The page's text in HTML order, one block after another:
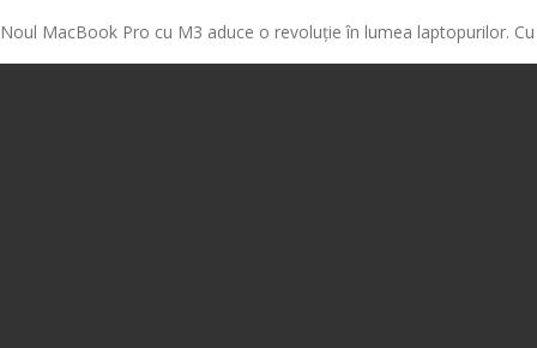
Noul MacBook Pro cu M3 aduce o revoluție în lumea laptopurilor.